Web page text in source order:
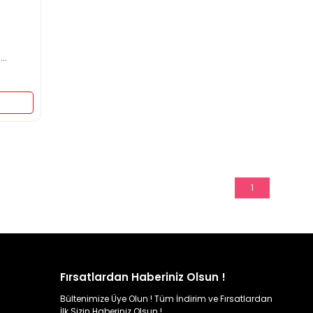
1
Fırsatlardan Haberiniz Olsun !
Bültenimize Üye Olun ! Tüm İndirim ve Fırsatlardan